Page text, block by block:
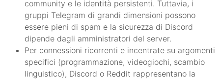
community e le identità persistenti. Tuttavia, i
gruppi Telegram di grandi dimensioni possono
essere pieni di spam e la sicurezza di Discord
dipende dagli amministratori del server.
Per connessioni ricorrenti e incentrate su argomenti
specifici (programmazione, videogiochi, scambio
linguistico), Discord o Reddit rappresentano la